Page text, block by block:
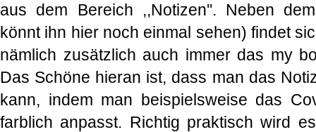
aus dem Bereich ,,Notizen''. Neben
könnt ihn hier noch einmal sehen) findet
nämlich zusätzlich auch immer das my
Das Schöne hieran ist, dass man das
kann, indem man beispielsweise das
farblich anpasst. Richtig praktisch wird